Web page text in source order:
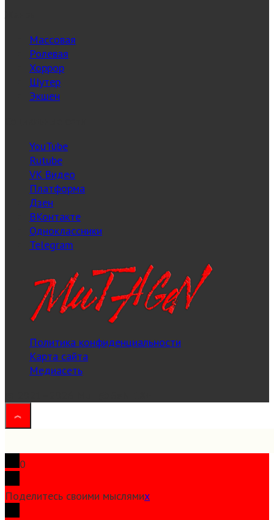
Массовая
Ролевая
Хоррор
Шутер
Экшен
YouTube
Rutube
VK Видео
Платформа
Дзен
ВКонтакте
Одноклассники
Telegram
Политика конфиденциальности
Карта сайта
Медиасеть
0
Поделитесь своими мыслямиx